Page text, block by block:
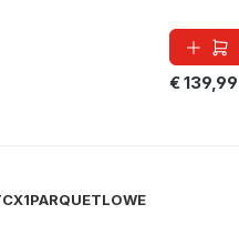
€ 139,99